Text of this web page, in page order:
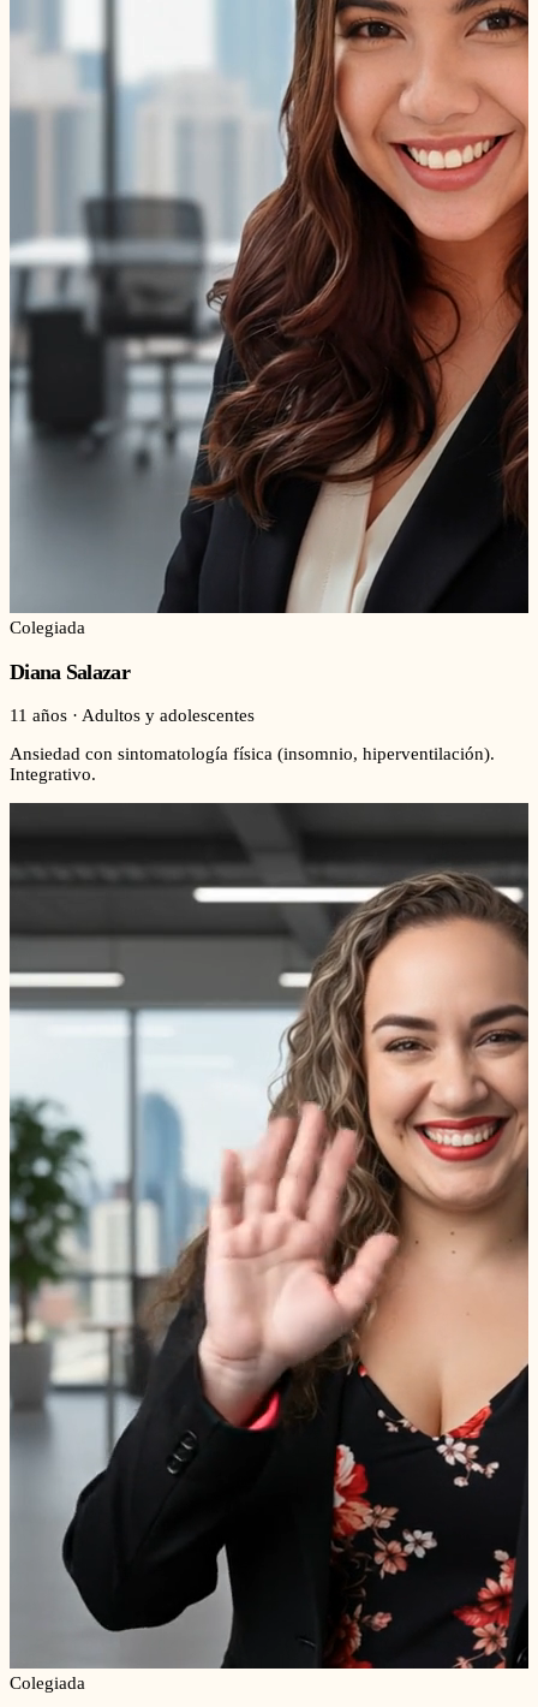
Colegiada
Diana Salazar
11 años · Adultos y adolescentes
Ansiedad con sintomatología física (insomnio, hiperventilación).
Integrativo.
Colegiada